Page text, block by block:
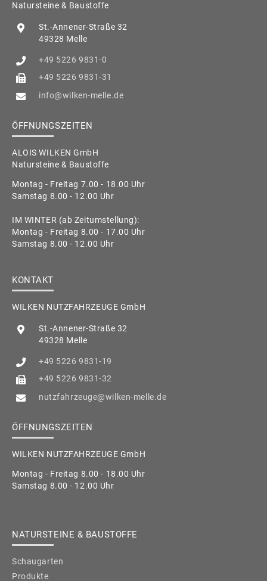
Natursteine & Baustoffe
St.-Annener-Straße 32
49328 Melle
+49 5226 9831-0
+49 5226 9831-31
info@wilken-melle.de
ÖFFNUNGSZEITEN
ALOIS WILKEN GmbH
Natursteine & Baustoffe
Montag - Freitag 7.00 - 18.00 Uhr
Samstag 8.00 - 12.00 Uhr
IM WINTER (ab Zeitumstellung):
Montag - Freitag 8.00 - 17.00 Uhr
Samstag 8.00 - 12.00 Uhr
KONTAKT
WILKEN NUTZFAHRZEUGE GmbH
St.-Annener-Straße 32
49328 Melle
+49 5226 9831-19
+49 5226 9831-32
nutzfahrzeuge@wilken-melle.de
ÖFFNUNGSZEITEN
WILKEN NUTZFAHRZEUGE GmbH
Montag - Freitag 8.00 - 18.00 Uhr
Samstag 8.00 - 12.00 Uhr
NATURSTEINE & BAUSTOFFE
Schaugarten
Produkte